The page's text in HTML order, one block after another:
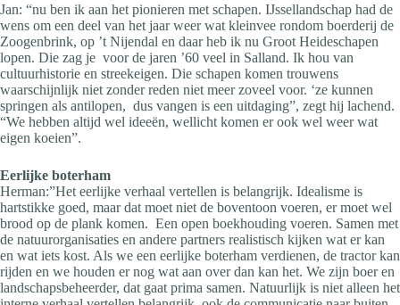
Jan: “nu ben ik aan het pionieren met schapen. IJssellandschap had de
wens om een deel van het jaar weer wat kleinvee rondom boerderij de
Zoogenbrink, op ’t Nijendal en daar heb ik nu Groot Heideschapen
lopen. Die zag je voor de jaren ’60 veel in Salland. Ik hou van
cultuurhistorie en streekeigen. Die schapen komen trouwens
waarschijnlijk niet zonder reden niet meer zoveel voor. ‘ze kunnen
springen als antilopen, dus vangen is een uitdaging”, zegt hij lachend.
“We hebben altijd wel ideeën, wellicht komen er ook wel weer wat
eigen koeien”.
Eerlijke boterham
Herman:”Het eerlijke verhaal vertellen is belangrijk. Idealisme is
hartstikke goed, maar dat moet niet de boventoon voeren, er moet wel
brood op de plank komen. Een open boekhouding voeren. Samen met
de natuurorganisaties en andere partners realistisch kijken wat er kan
en wat iets kost. Als we een eerlijke boterham verdienen, de tractor kan
rijden en we houden er nog wat aan over dan kan het. We zijn boer en
landschapsbeheerder, dat gaat prima samen. Natuurlijk is niet alleen het